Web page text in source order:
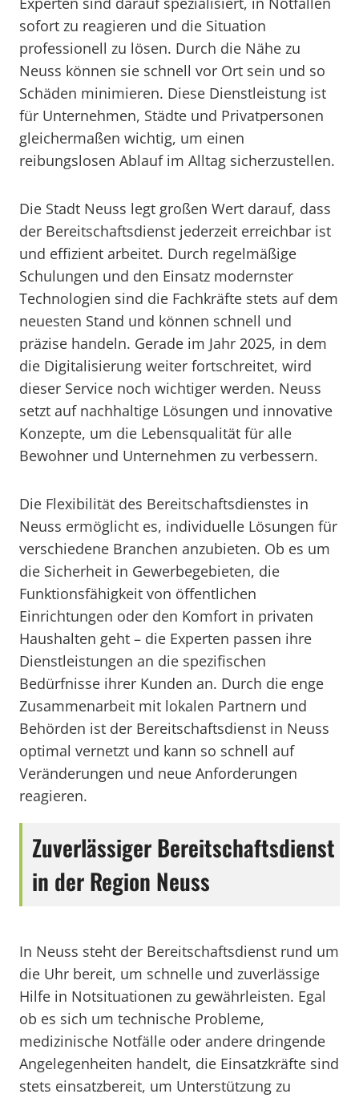
sofort zu reagieren und die Situation
professionell zu lösen. Durch die Nähe zu
Neuss können sie schnell vor Ort sein und so
Schäden minimieren. Diese Dienstleistung ist
für Unternehmen, Städte und Privatpersonen
gleichermaßen wichtig, um einen
reibungslosen Ablauf im Alltag sicherzustellen.
Die Stadt Neuss legt großen Wert darauf, dass
der Bereitschaftsdienst jederzeit erreichbar ist
und effizient arbeitet. Durch regelmäßige
Schulungen und den Einsatz modernster
Technologien sind die Fachkräfte stets auf dem
neuesten Stand und können schnell und
präzise handeln. Gerade im Jahr 2025, in dem
die Digitalisierung weiter fortschreitet, wird
dieser Service noch wichtiger werden. Neuss
setzt auf nachhaltige Lösungen und innovative
Konzepte, um die Lebensqualität für alle
Bewohner und Unternehmen zu verbessern.
Die Flexibilität des Bereitschaftsdienstes in
Neuss ermöglicht es, individuelle Lösungen für
verschiedene Branchen anzubieten. Ob es um
die Sicherheit in Gewerbegebieten, die
Funktionsfähigkeit von öffentlichen
Einrichtungen oder den Komfort in privaten
Haushalten geht – die Experten passen ihre
Dienstleistungen an die spezifischen
Bedürfnisse ihrer Kunden an. Durch die enge
Zusammenarbeit mit lokalen Partnern und
Behörden ist der Bereitschaftsdienst in Neuss
optimal vernetzt und kann so schnell auf
Veränderungen und neue Anforderungen
reagieren.
Zuverlässiger Bereitschaftsdienst
in der Region Neuss
In Neuss steht der Bereitschaftsdienst rund um
die Uhr bereit, um schnelle und zuverlässige
Hilfe in Notsituationen zu gewährleisten. Egal
ob es sich um technische Probleme,
medizinische Notfälle oder andere dringende
Angelegenheiten handelt, die Einsatzkräfte sind
stets einsatzbereit, um Unterstützung zu